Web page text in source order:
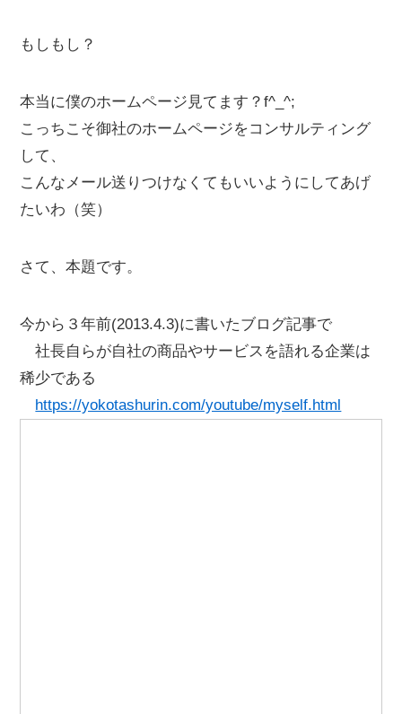
もしもし？
本当に僕のホームページ見てます？f^_^;
こっちこそ御社のホームページをコンサルティング
して、
こんなメール送りつけなくてもいいようにしてあげ
たいわ（笑）
さて、本題です。
今から３年前(2013.4.3)に書いたブログ記事で
社長自らが自社の商品やサービスを語れる企業は
稀少である
https://yokotashurin.com/youtube/myself.html